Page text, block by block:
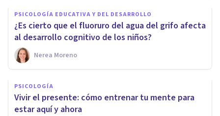
PSICOLOGÍA EDUCATIVA Y DEL DESARROLLO
¿Es cierto que el fluoruro del agua del grifo afecta
al desarrollo cognitivo de los niños?
Nerea Moreno
PSICOLOGÍA
Vivir el presente: cómo entrenar tu mente para
estar aquí y ahora